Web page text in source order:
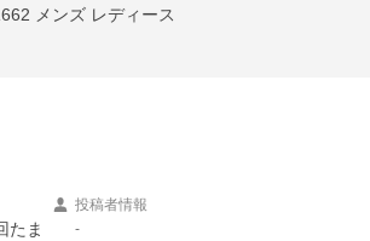
メンズ レディース
たま
投稿者情報
-